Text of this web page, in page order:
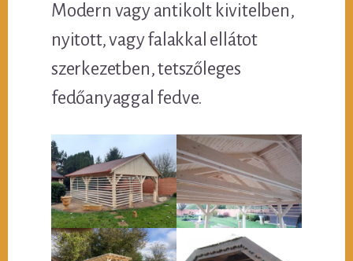
Modern vagy antikolt kivitelben,
nyitott, vagy falakkal ellátot
szerkezetben, tetszőleges
fedőanyaggal fedve.